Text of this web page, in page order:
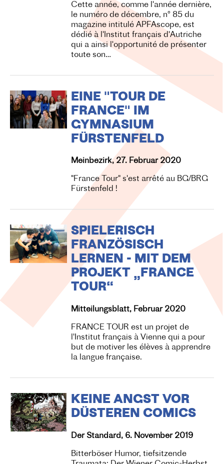
Cette année, comme l'année dernière,
le numéro de décembre, n° 85 du
magazine intitulé APFAscope, est
dédié à l'Institut français d'Autriche
qui a ainsi l'opportunité de présenter
toute son…
EINE "TOUR DE
FRANCE" IM
GYMNASIUM
FÜRSTENFELD
Meinbezirk, 27. Februar 2020
"France Tour" s'est arrêté au BG/BRG
Fürstenfeld !
SPIELERISCH
FRANZÖSISCH
LERNEN - MIT DEM
PROJEKT „FRANCE
TOUR“
Mitteilungsblatt, Februar 2020
FRANCE TOUR est un projet de
l'Institut français à Vienne qui a pour
but de motiver les élèves à apprendre
la langue française.
KEINE ANGST VOR
DÜSTEREN COMICS
Der Standard, 6. November 2019
Bitterböser Humor, tiefsitzende